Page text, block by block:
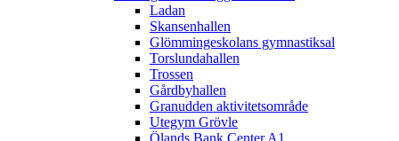
Ladan
Skansenhallen
Glömmingeskolans gymnastiksal
Torslundahallen
Trossen
Gårdbyhallen
Granudden aktivitetsområde
Utegym Grövle
Ölands Bank Center A1